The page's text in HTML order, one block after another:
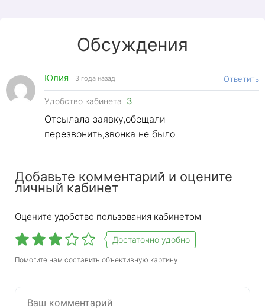
Функционал личного кабинета
свой личный кабинет могут отслеживать
обновлять информацию. Чтобы изменить
ввести информацию в личном кабинете в
Обсуждения
Юлия 3 года назад Ответить
Удобство кабинета 3
Отсылала заявку,обещали
перезвонить,звонка не было
Добавьте комментарий и оцените
личный кабинет
Оцените удобство пользования кабинетом
Достаточно удобно
Помогите нам составить объективную картину